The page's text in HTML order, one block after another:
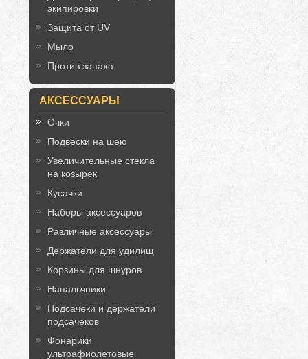
экипировки
Защита от UV
Мыло
Против запаха
АКСЕССУАРЫ
Очки
Подвески на шею
Увеличительные стекла
на козырек
Кусачки
Наборы аксессуаров
Различные аксессуары
Держатели для удилищ
Корзины для шнуров
Напальчники
Подсачеки и держатели
подсачеков
Фонарики
ультрафиолетовые